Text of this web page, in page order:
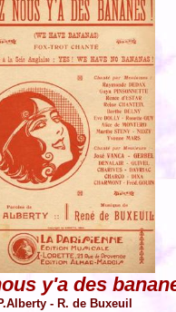
y'a des
- R. de Buxeuil